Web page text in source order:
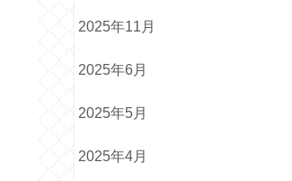
2025年11月
2025年6月
2025年5月
2025年4月